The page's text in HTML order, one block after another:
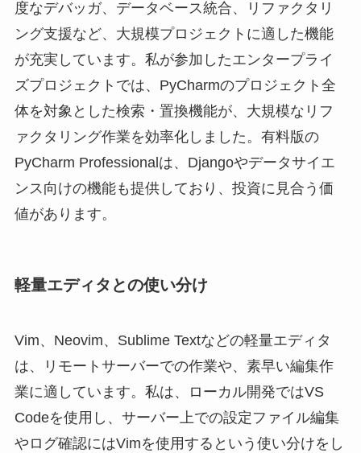
度なデバッガ、データベース統合、リファクタリ
ング支援など、大規模プロジェクトに適した機能
が充実しています。私が参加したエンタープライ
ズプロジェクトでは、PyCharmのプロジェクト全
体を対象とした検索・置換機能が、大規模なリフ
ァクタリング作業を効率化しました。有料版の
PyCharm Professionalは、Djangoやデータサイエ
ンス向けの機能も提供しており、投資に見合う価
値があります。
軽量エディタとの使い分け
Vim、Neovim、Sublime Textなどの軽量エディタ
は、リモートサーバーでの作業や、素早い編集作
業に適しています。私は、ローカル開発ではVS
Codeを使用し、サーバー上での設定ファイル編集
やログ確認にはVimを使用するという使い分けをし